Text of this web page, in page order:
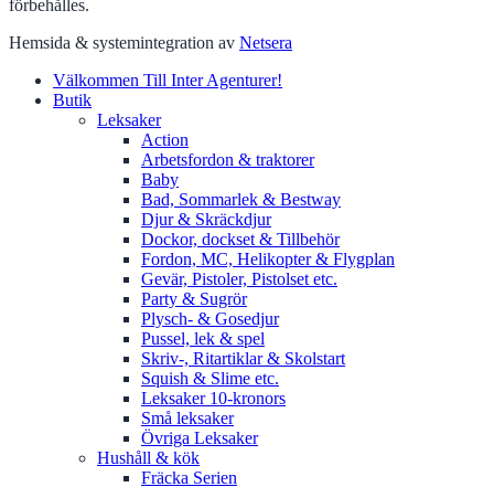
förbehålles.
Hemsida & systemintegration av Netsera
Välkommen Till Inter Agenturer!
Butik
Leksaker
Action
Arbetsfordon & traktorer
Baby
Bad, Sommarlek & Bestway
Djur & Skräckdjur
Dockor, dockset & Tillbehör
Fordon, MC, Helikopter & Flygplan
Gevär, Pistoler, Pistolset etc.
Party & Sugrör
Plysch- & Gosedjur
Pussel, lek & spel
Skriv-, Ritartiklar & Skolstart
Squish & Slime etc.
Leksaker 10-kronors
Små leksaker
Övriga Leksaker
Hushåll & kök
Fräcka Serien